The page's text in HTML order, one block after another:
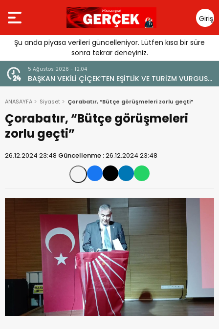
Giriş
Yap
Şu anda piyasa verileri güncelleniyor. Lütfen kısa bir süre
sonra tekrar deneyiniz.
VE TURİZM VURGUSU:
ZARAR VERİLMEMELİ”
YENİ BİR DİN: SOSYAL MEDYA
ANASAYFA Siyaset Çorabatır, “Bütçe görüşmeleri zorlu geçti”
Çorabatır, “Bütçe görüşmeleri
zorlu geçti”
26.12.2024 23:48 Güncellenme :26.12.2024 23:48